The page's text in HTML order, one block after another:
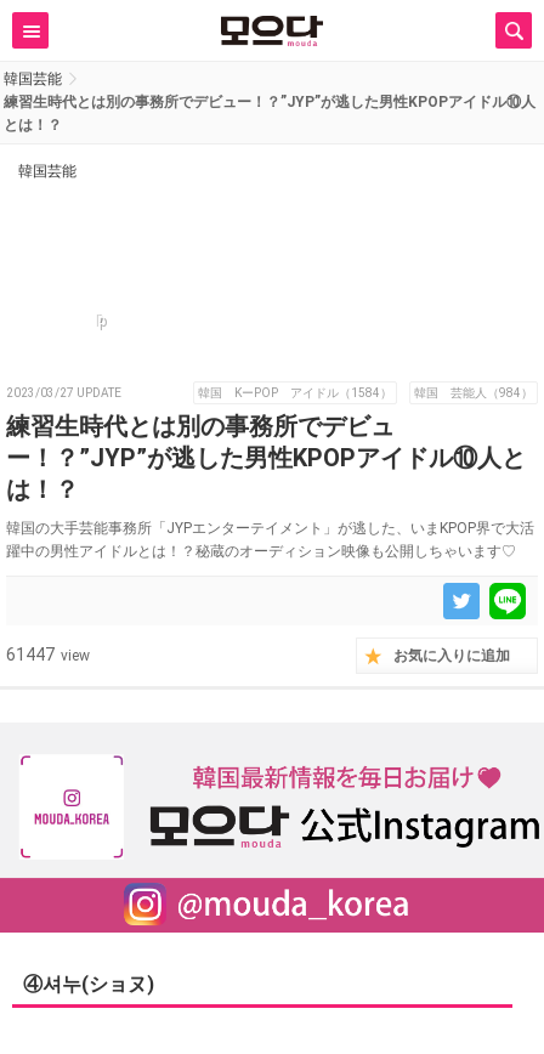
韓国芸能
練習生時代とは別の事務所でデビュー！？”JYP”が逃した男性KPOPアイドル⑩人
とは！？
韓国芸能
p
2023/03/27 UPDATE 韓国 KーPOP アイドル（1584） 韓国 芸能人（984）
練習生時代とは別の事務所でデビュ
ー！？”JYP”が逃した男性KPOPアイドル⑩人と
は！？
韓国の大手芸能事務所「JYPエンターテイメント」が逃した、いまKPOP界で大活
躍中の男性アイドルとは！？秘蔵のオーディション映像も公開しちゃいます♡
61447 view お気に入りに追加
④셔누(ショヌ)